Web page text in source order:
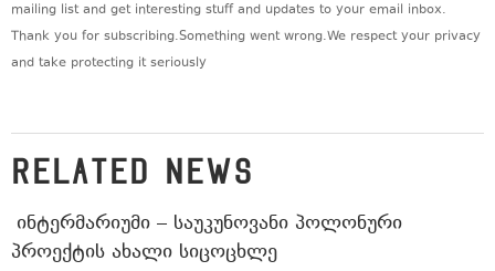
mailing list and get interesting stuff and updates to your email inbox.
Thank you for subscribing.Something went wrong.We respect your privacy
and take protecting it seriously
RELATED NEWS
ᲘᲜᲢᲔᲠᲛᲐᲠᲘᲣᲛᲘ – ᲡᲐᲣᲙᲣᲜᲝᲕᲐᲜᲘ ᲞᲝᲚᲝᲜᲣᲠᲘ
ᲞᲠᲝᲔᲥᲢᲘᲡ ᲐᲮᲐᲚᲘ ᲡᲘᲪᲝᲪᲮᲚᲔ